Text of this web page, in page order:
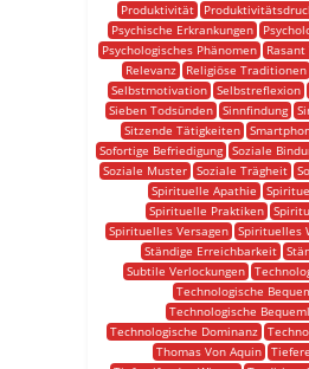
Produktivität
Psychische Erkrankungen
Psychologisches Phänomen
Relevanz
Religiöse Traditionen
Selbstmotivation
Selbstreflexion
Sieben Todsünden
Sinnfindung
Sitzende Tätigkeiten
Sofortige Befriedigung Soziale
Soziale Muster Soziale Trägheit
Spirituelle Apathie
Spirituelle Praktiken
Spirituelles Versagen
Spirituelles
Ständige Erreichbarkeit
Subtile Verlockungen
Technologische
Technologische
Technologische Dominanz
Thomas Von Aquin